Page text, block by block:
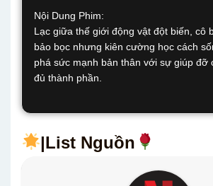
Nội Dung Phim:
Lạc giữa thế giới động vật đột biến, cô
bảo bọc nhưng kiên cường học cách
phá sức mạnh bản thân với sự giúp đỡ
đủ thành phần.
|List Nguồn